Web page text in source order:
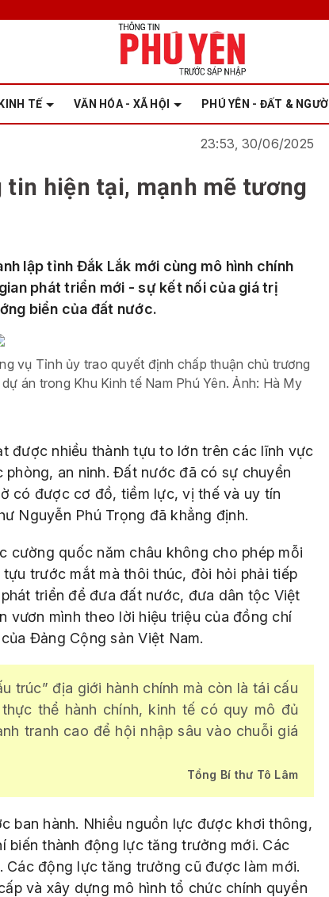
KINH TẾ VĂN HÓA - XÃ HỘI PHÚ YÊN - ĐẤT & NGƯỜI
23:53, 30/06/2025
hiện tại, mạnh mẽ tương
lập tỉnh Đắk Lắk mới cùng mô hình chính
phát triển mới - sự kết nối của giá trị
biển của đất nước.
vụ Tỉnh ủy trao quyết định chấp thuận chủ trương
án trong Khu Kinh tế Nam Phú Yên. Ảnh: Hà My
được nhiều thành tựu to lớn trên các lĩnh vực
an ninh. Đất nước đã có sự chuyển
có được cơ đồ, tiềm lực, vị thế và uy tín
Nguyễn Phú Trọng đã khẳng định.
cường quốc năm châu không cho phép mỗi
trước mắt mà thôi thúc, đòi hỏi phải tiếp
triển để đưa đất nước, đưa dân tộc Việt
vươn mình theo lời hiệu triệu của đồng chí
Đảng Cộng sản Việt Nam.
trúc” địa giới hành chính mà còn là tái cấu
thể hành chính, kinh tế có quy mô đủ
tranh cao để hội nhập sâu vào chuỗi giá
Tổng Bí thư Tô Lâm
ban hành. Nhiều nguồn lực được khơi thông,
biến thành động lực tăng trưởng mới. Các
động lực tăng trưởng cũ được làm mới.
và xây dựng mô hình tổ chức chính quyền